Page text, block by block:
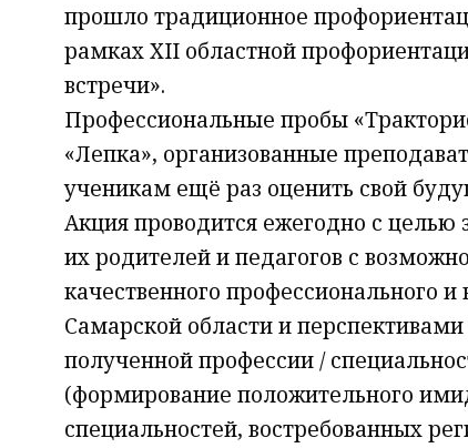
прошло традиционное
рамках XII областной
встречи».
Профессиональные пробы
«Лепка», организованные
ученикам ещё раз оценить свой
Акция проводится ежегодно с
их родителей и педагогов с
качественного профессионального
Самарской области и перспективами
полученной профессии /
(формирование положительного
специальностей, востребованных